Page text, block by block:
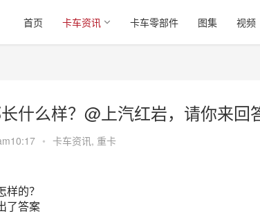
首页 卡车资讯 卡车零部件 图集 视频
什么样？@上汽红岩，请你来回
• 卡车资讯, 重卡
的？
了答案